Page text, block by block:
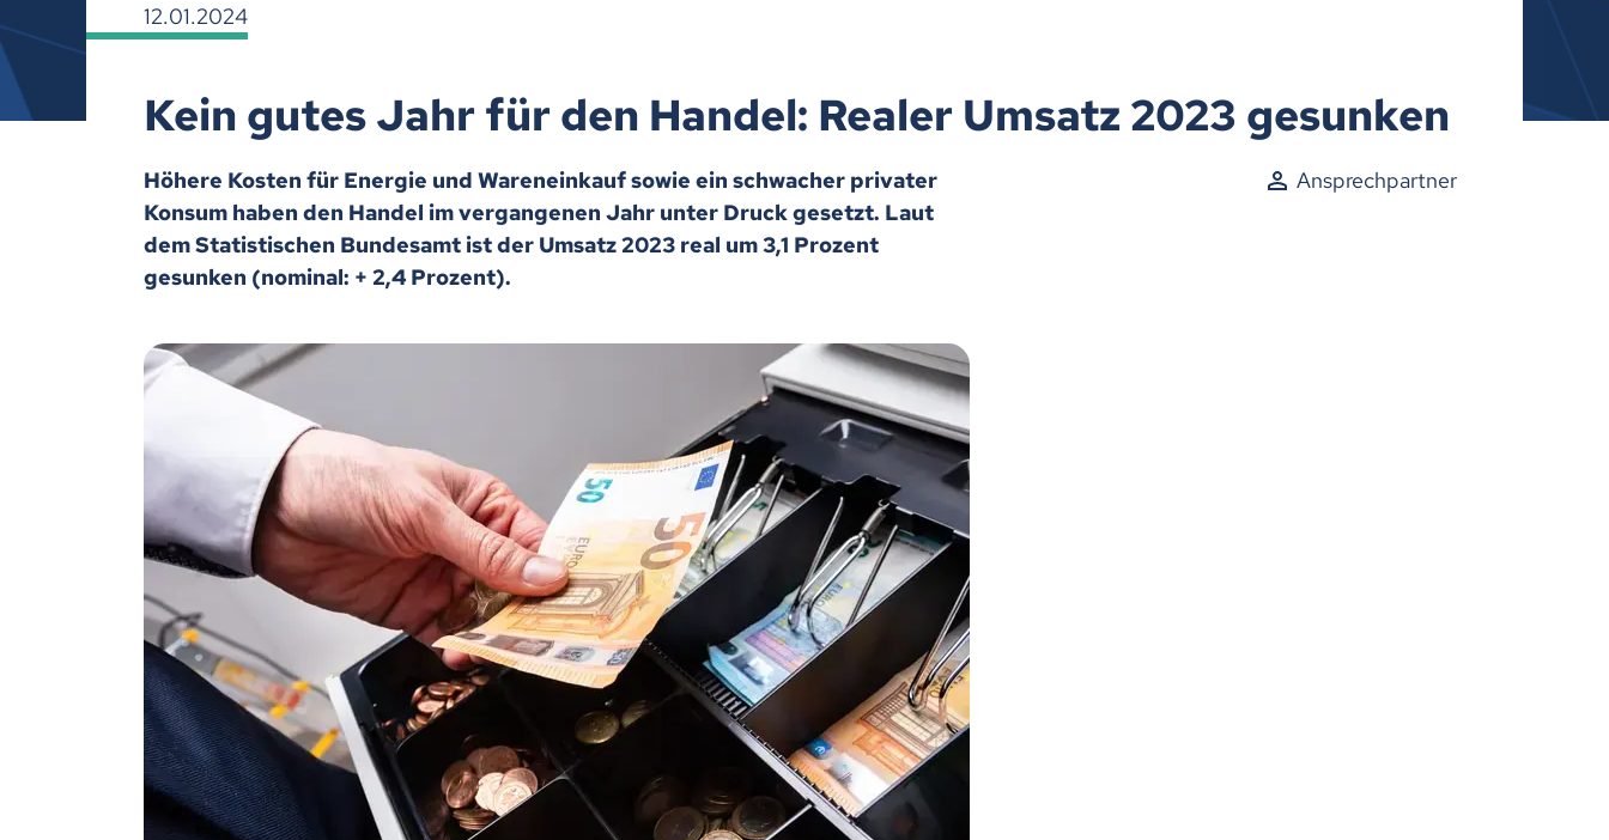
12.01.2024
Kein gutes Jahr für den Handel: Realer Umsatz 2023 gesunken
Höhere Kosten für Energie und Wareneinkauf sowie ein schwacher privater
Konsum haben den Handel im vergangenen Jahr unter Druck gesetzt. Laut
dem Statistischen Bundesamt ist der Umsatz 2023 real um 3,1 Prozent
gesunken (nominal: + 2,4 Prozent).
Ansprechpartner